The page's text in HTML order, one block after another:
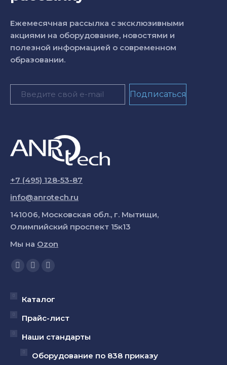
Ежемесячная рассылка с эксклюзивными
акциями на оборудование, новостями и
полезной информацией о современном
образовании.
+7 (495) 128-53-87
info@anrotech.ru
141006, Московская обл., г. Мытищи,
Олимпийский проспект 15к13
Мы на Ozon
Ищите нас:
Страница
открывается
новом
окне
Страница
открывается
новом
окне
Страница
открывается
новом
окне
Каталог
Прайс-лист
Наши стандарты
Оборудование по 838 приказу